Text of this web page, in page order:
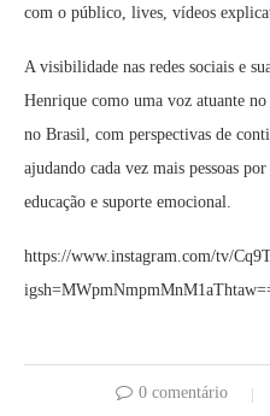
com o público, lives, vídeos
A visibilidade nas redes sociais e
Henrique como uma voz atuante
no Brasil, com perspectivas de
ajudando cada vez mais pessoas
educação e suporte emocional.
https://www.instagram.com/tv/
0 comentário